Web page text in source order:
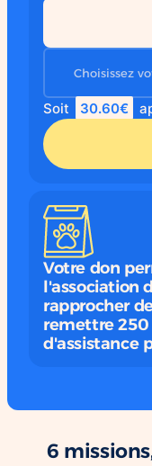
Soit
30.60€
Votre don
l'association
rapprocher
remettre 250
d'assistance
6